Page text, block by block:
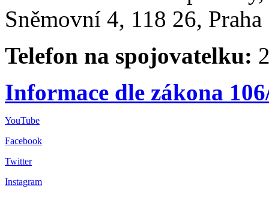
Sněmovní 4, 118 26,
Telefon na spojovatelku:
Informace dle zákona
YouTube
Facebook
Twitter
Instagram